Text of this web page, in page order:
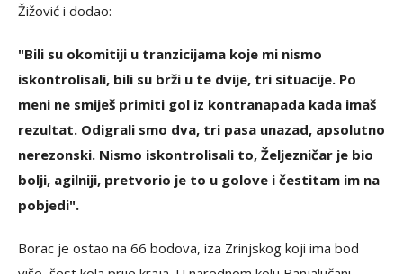
Žižović i dodao:
"Bili su okomitiji u tranzicijama koje mi nismo
iskontrolisali, bili su brži u te dvije, tri situacije. Po
meni ne smiješ primiti gol iz kontranapada kada imaš
rezultat. Odigrali smo dva, tri pasa unazad, apsolutno
nerezonski. Nismo iskontrolisali to, Željezničar je bio
bolji, agilniji, pretvorio je to u golove i čestitam im na
pobjedi".
Borac je ostao na 66 bodova, iza Zrinjskog koji ima bod